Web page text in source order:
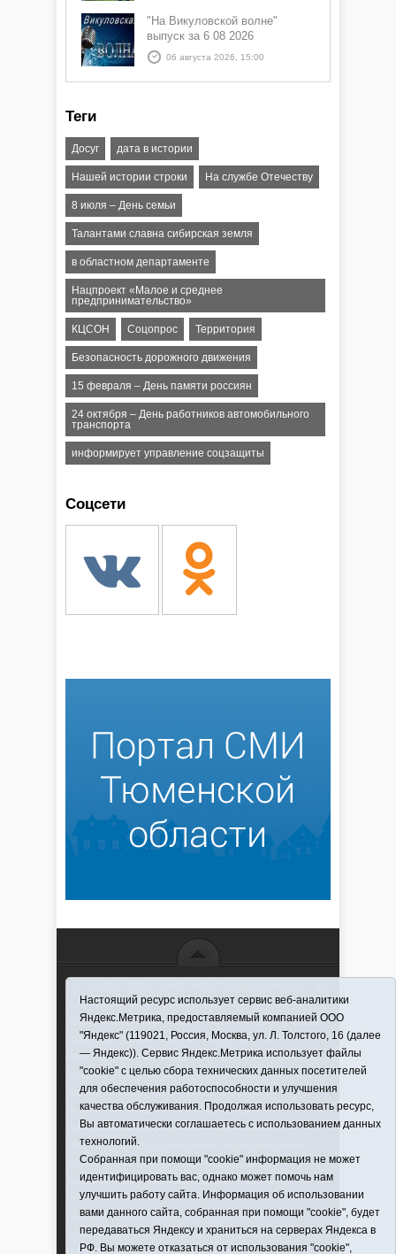
"На Викуловской волне"
выпуск за 6 08 2026
06 августа 2026, 15:00
Теги
Досуг дата в истории
Нашей истории строки На службе Отечеству
8 июля – День семьи
Талантами славна сибирская земля
в областном департаменте
Нацпроект «Малое и среднее
предпринимательство»
КЦСОН Соцопрос Территория
Безопасность дорожного движения
15 февраля – День памяти россиян
24 октября – День работников автомобильного
транспорта
информирует управление соцзащиты
Соцсети
использовании материалов ссылка обязательна
Информационная лента выходит при финансовой
поддержке правительства Тюменской области
Регистрационный номер СМИ ЭЛ № ФС 77-66066
от 10.06. 2016 г. выдано Федеральной службой по
надзору в сфере связи, информационных
технологий и массовых коммуникаций.
Учредитель (соучредители) Автономная
некоммерческая организация "Информационно-
издательский центр "Красная звезда"" (627570,
Тюменская обл., Викуловский р-н, с. Викулово, ул.
Ленина, д. 5).
Главный редактор Антюхова Светлана
Владимировна. Адрес электронной почты:
krasnay_zvezda@obl72.ruТелефон: 2-42-32; 2-41-
Настоящий ресурс использует сервис веб-аналитики
Яндекс.Метрика, предоставляемый компанией ООО
"Яндекс" (119021, Россия, Москва, ул. Л. Толстого, 16 (далее
— Яндекс)). Сервис Яндекс.Метрика использует файлы
"cookie" с целью сбора технических данных посетителей
для обеспечения работоспособности и улучшения
качества обслуживания. Продолжая использовать ресурс,
Вы автоматически соглашаетесь с использованием данных
технологий.
Собранная при помощи "cookie" информация не может
идентифицировать вас, однако может помочь нам
улучшить работу сайта. Информация об использовании
вами данного сайта, собранная при помощи "cookie", будет
передаваться Яндексу и храниться на серверах Яндекса в
РФ. Вы можете отказаться от использования "cookie",